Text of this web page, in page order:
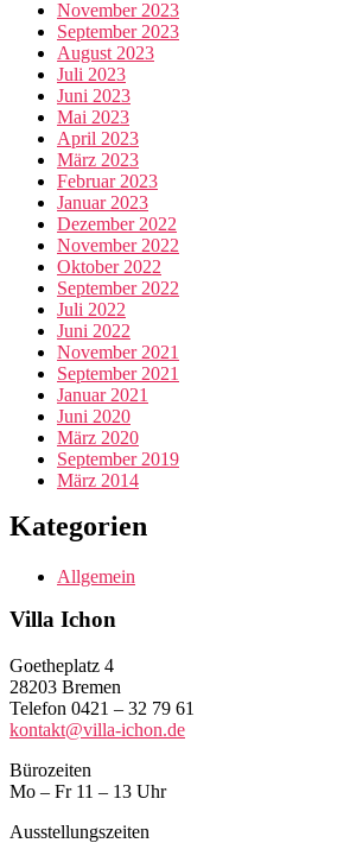
November 2023
September 2023
August 2023
Juli 2023
Juni 2023
Mai 2023
April 2023
März 2023
Februar 2023
Januar 2023
Dezember 2022
November 2022
Oktober 2022
September 2022
Juli 2022
Juni 2022
November 2021
September 2021
Januar 2021
Juni 2020
März 2020
September 2019
März 2014
Kategorien
Allgemein
Villa Ichon
Goetheplatz 4
28203 Bremen
Telefon 0421 – 32 79 61
kontakt@villa-ichon.de
Bürozeiten
Mo – Fr 11 – 13 Uhr
Ausstellungszeiten